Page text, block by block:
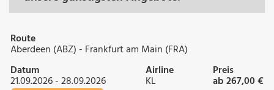
Route
Aberdeen (ABZ) - Frankfurt am Main (FRA)
Datum
21.09.2026 - 28.09.2026
Airline
KL
Preis
ab 267,00 €